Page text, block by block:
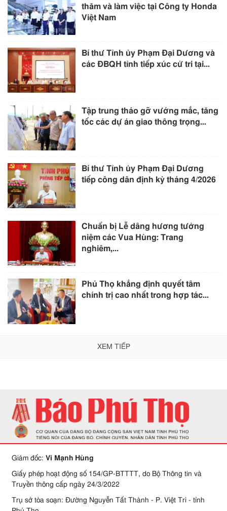
thăm và làm việc tại Công ty Honda
Việt Nam
Bí thư Tỉnh ủy Phạm Đại Dương và
các ĐBQH tỉnh tiếp xúc cử tri tại...
Tập trung tháo gỡ vướng mắc, tăng
tốc các dự án giao thông trọng...
Bí thư Tỉnh ủy Phạm Đại Dương
tiếp công dân định kỳ tháng 4/2026
Chuẩn bị Lễ dâng hương tưởng
niệm các Vua Hùng: Trang
nghiêm,...
Phú Thọ khẳng định quyết tâm
chính trị cao nhất trong hợp tác...
XEM TIẾP
Giám đốc: Vi Mạnh Hùng
Giấy phép hoạt động số 154/GP-BTTTT, do Bộ Thông tin và
Truyền thông cấp ngày 24/3/2022
Trụ sở tòa soạn: Đường Nguyễn Tất Thành - P. Việt Trì - tỉnh